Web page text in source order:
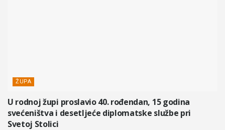
ŽUPA
U rodnoj župi proslavio 40. rođendan, 15 godina
svećeništva i desetljeće diplomatske službe pri
Svetoj Stolici